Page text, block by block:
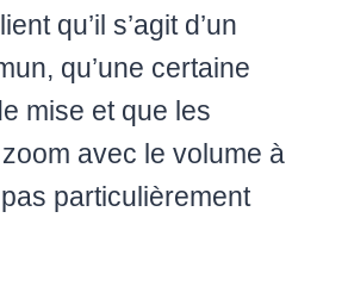
qu’il s’agit d’un
qu’une certaine
mise et que les
avec le volume à
particulièrement